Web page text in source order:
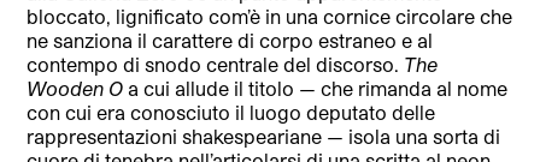
bloccato, lignificato com’è in una cornice circolare che
ne sanziona il carattere di corpo estraneo e al
contempo di snodo centrale del discorso. The
Wooden O a cui allude il titolo — che rimanda al nome
con cui era conosciuto il luogo deputato delle
rappresentazioni shakespeariane — isola una sorta di